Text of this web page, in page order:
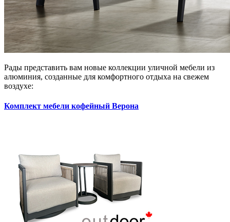
Рады представить вам новые коллекции уличной мебели из
алюминия, созданные для комфортного отдыха на свежем
воздухе:
Комплект мебели кофейный Верона